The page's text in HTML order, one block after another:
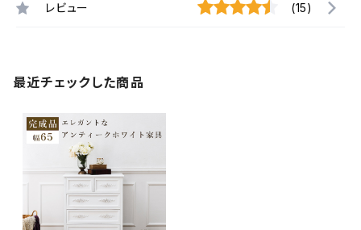
レビュー (15)
最近チェックした商品